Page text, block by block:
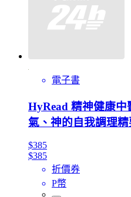
電子書
HyRead 精神健康中
氣、神的自我調理
$385
$385
折價券
P幣